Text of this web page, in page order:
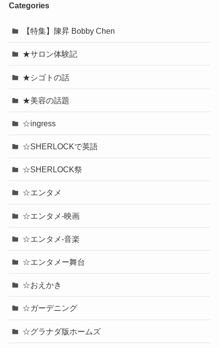
Categories
【特集】陳昇 Bobby Chen
★サロン体験記
★シゴトの話
★美容の話題
☆ingress
☆SHERLOCKで英語
☆SHERLOCK祭
☆エンタメ
☆エンタメ-映画
☆エンタメ-音楽
☆エンタメー舞台
☆おえかき
☆ガーデニング
☆グラナダ版ホームズ